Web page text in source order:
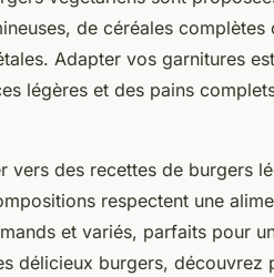
de céréales
Adapter vos garnitures
légères et des pains
vers des recettes de burgers
respectent une
et variés, parfaits pour
délicieux burgers, découvrez